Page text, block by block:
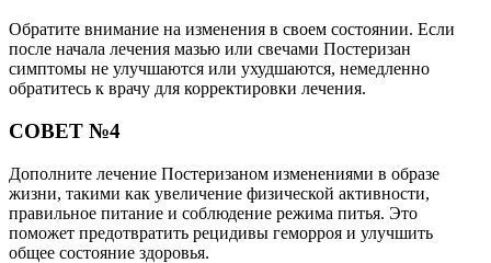
Обратите внимание на изменения в своем состоянии. Если
после начала лечения мазью или свечами Постеризан
симптомы не улучшаются или ухудшаются, немедленно
обратитесь к врачу для корректировки лечения.
СОВЕТ №4
Дополните лечение Постеризаном изменениями в образе
жизни, такими как увеличение физической активности,
правильное питание и соблюдение режима питья. Это
поможет предотвратить рецидивы геморроя и улучшить
общее состояние здоровья.